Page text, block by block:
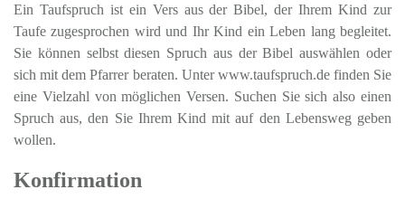
Ein Taufspruch ist ein Vers aus der Bibel, der Ihrem Kind zur
Taufe zugesprochen wird und Ihr Kind ein Leben lang begleitet.
Sie können selbst diesen Spruch aus der Bibel auswählen oder
sich mit dem Pfarrer beraten. Unter www.taufspruch.de finden Sie
eine Vielzahl von möglichen Versen. Suchen Sie sich also einen
Spruch aus, den Sie Ihrem Kind mit auf den Lebensweg geben
wollen.
Konfirmation